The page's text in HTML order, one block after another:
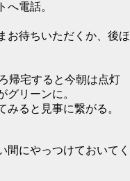
へ電話。
お待ちいただくか、後ほ
帰宅すると今朝は点灯
グリーンに。
ると見事に繋がる。
間にやっつけておいてく